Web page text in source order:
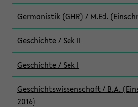
Germanistik (GHR) / M.Ed.
Geschichte / Sek II
Geschichte / Sek I
Geschichtswissenschaft / B.A.
2016)